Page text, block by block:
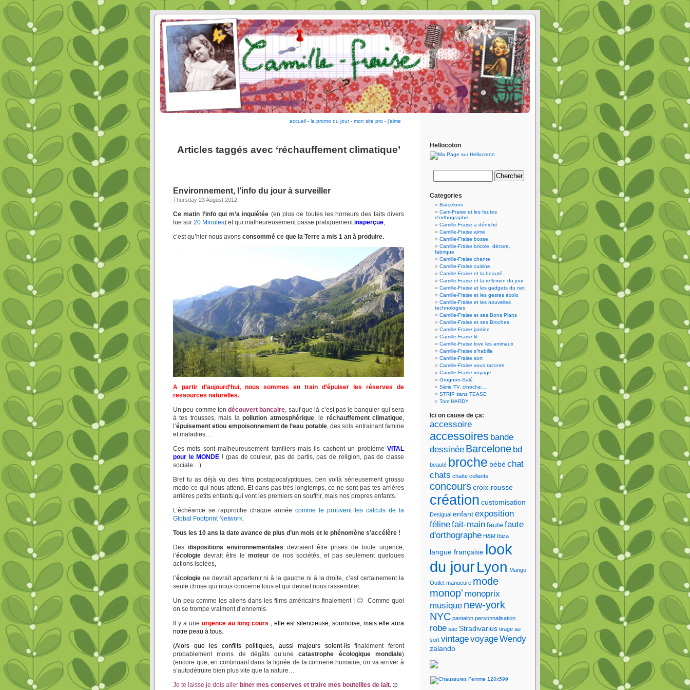
accueil- la promo du jour- mon site pro- j'aime
Articles taggés avec ‘réchauffement climatique’
Environnement, l’info du jour à surveiller
Thursday 23 August 2012
Ce matin l’info qui m’a inquiétée (en plus de toutes les horreurs des faits divers
lue sur 20 Minutes) et qui malheureusement passe pratiquementinaperçue,
c’est qu’hier nous avons consommé ce que la Terre a mis 1 an à produire.
A partir d’aujourd’hui, nous sommes en train d’épuiser les réserves de
ressources naturelles.
Un peu comme tondécouvert bancaire, sauf que là c’est pas le banquier qui sera
à tes trousses, mais lapollution atmosphérique, le réchauffement climatique,
l’épuisement et/ou empoisonnement de l’eau potable,des sols entrainant famine
et maladies…
Ces mots sont malheureusement familiers mais ils cachent un problème VITAL
pour le MONDE ! (pas de couleur, pas de partis, pas de religion, pas de classe
sociale…)
Bref tu as déjà vu des films postapocalyptiques, ben voilà sérieusement grosso
modo ce qui nous attend. Et dans pas très longtemps, ce ne sont pas tes arrières
arrières petits enfants qui vont les premiers en souffrir, mais nos propres enfants.
L’échéance se rapproche chaque année comme le prouvent les calculs de la
Global Footprint Network.
Tous les 10 ans la date avance de plus d’un mois et le phénomène s’accélère !
Des dispositions environnementales devraient être prises de toute urgence,
l’écologie devrait être lemoteur de nos sociétés, et pas seulement quelques
actions isolées,
l’écologie ne devrait appartenir ni à la gauche ni à la droite, c’est certainement la
seule chose qui nous concerne tous et qui devrait nous rassembler.
Un peu comme les aliens dans les films américains finalement ! 🙂 Comme quoi
on se trompe vraiment d’ennemis.
Il y a une urgence au long cours , elle est silencieuse, sournoise, mais elle aura
notre peau à tous.
(Alors que les conflits politiques, aussi majeurs soient-ilsfinalement feront
probablement moins de dégâts qu’unecatastrophe écologique mondiale)
(encore que, en continuant dans la lignée de la connerie humaine, on va arriver à
s’autodétruire bien plus vite que la nature…
Je te laisse je dois aller biner mes conserves et traire mes bouteilles de lait. :p
Hellocoton
Categories
Barcelone
Cam-Fraise et les fautes
d'orthographe
Camille-Fraise a déniché
Camille-Fraise aime
Camille-Fraise bosse
Camille-Fraise bricole, décore,
fabrique
Camille-Fraise chante
Camille-Fraise cuisine
Camille-Fraise et la beauté
Camille-Fraise et la reflexion du jour
Camille-Fraise et les gadgets du net
Camille-Fraise et les gestes écolo
Camille-Fraise et les nouvelles
technologies
Camille-Fraise et ses Bons Plans
Camille-Fraise et ses Broches
Camille-Fraise jardine
Camille-Fraise lit
Camille-Fraise love les animaux
Camille-Fraise s'habille
Camille-Fraise sort
Camille-Fraise vous raconte
Camille-Fraise voyage
Grognon-Salé
Série TV, cinoche…
STRIP sans TEASE
Tom HARDY
Ici on cause de ça:
accessoire
accessoires bande
dessinée Barcelone bd
beauté broche bébéchat
chats chatte collants
concourscroix-rousse
création customisation
Desigual enfantexposition
félinefait-mainfautefaute
d'orthographe H&M Ibiza
langue française look
du jourLyon Mango
Outlet manucure mode
monop' monoprix
musique new-york
NYC pantalon personnalisation
robe sac Stradivarius tirage au
sort vintagevoyageWendy
zalando